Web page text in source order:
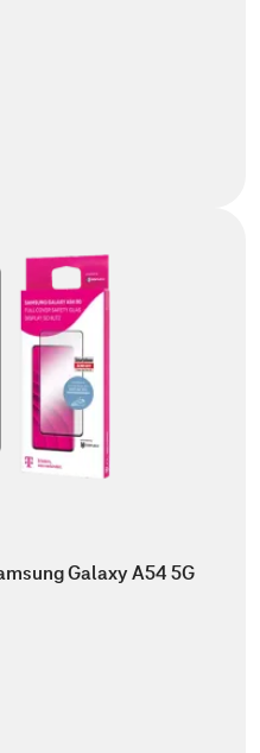
Galaxy A54 5G